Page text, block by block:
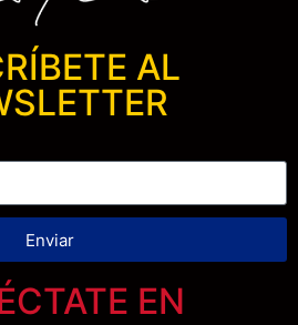
AL
Enviar
EN